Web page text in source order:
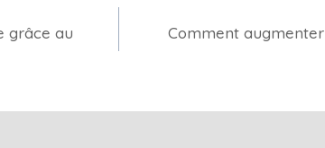
grâce au
Comment